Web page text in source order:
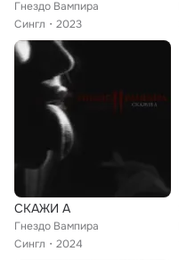
Гнездо Вампира
Сингл
2023
СКАЖИ А
Гнездо Вампира
Сингл
2024